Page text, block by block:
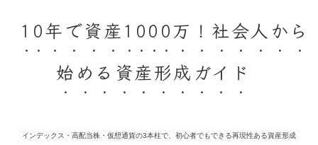
10年で資産1000万！社会人から
始める資産形成ガイド
インデックス・高配当株・仮想通貨の3本柱で、初心者でもできる再現性ある資産形成